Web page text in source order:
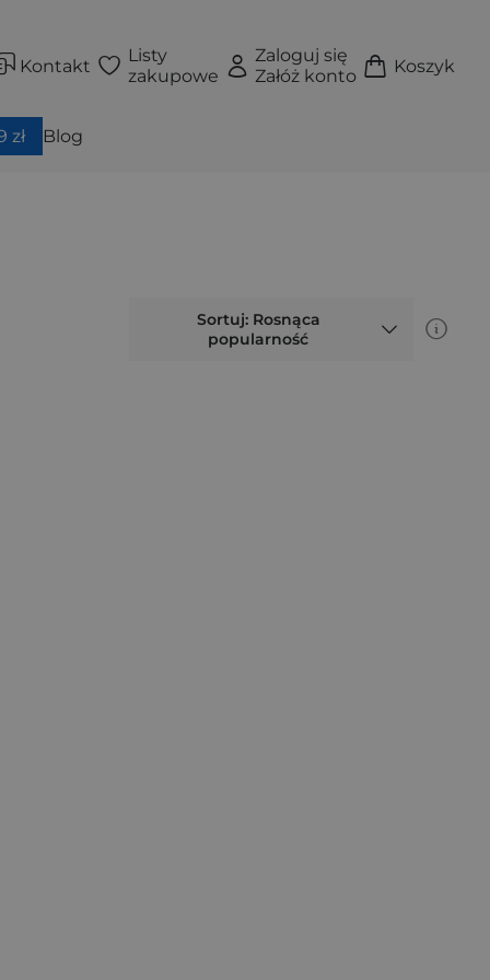
Kontakt
Listy
zakupowe
Zaloguj się
Załóż konto
Koszyk
zł Blog
Sortuj: Rosnąca
popularność